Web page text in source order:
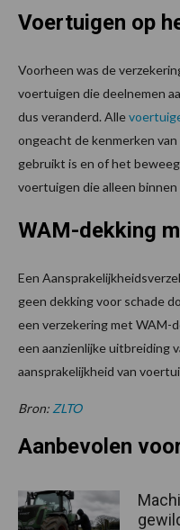
Voertuigen op
Voorheen was de
voertuigen die deelnemen
dus veranderd. Alle
ongeacht de kenmerken
gebruikt is en of het
voertuigen die alleen
WAM-dekking
Een
geen dekking voor schade
een verzekering met WAM-
een aanzienlijke uitbreiding
aansprakelijkheid van
Bron: ZLTO
Aanbevolen